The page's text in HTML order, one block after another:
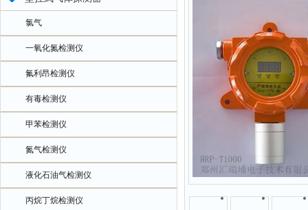
氯气
一氧化氮检测仪
氟利昂检测仪
有毒检测仪
甲苯检测仪
氮气检测仪
液化石油气检测仪
丙烷丁烷检测仪